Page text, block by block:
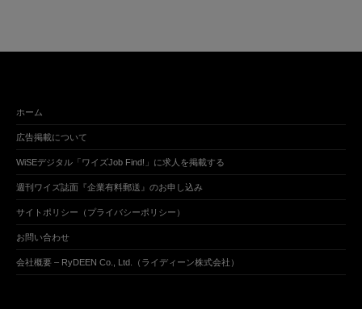
ホーム
広告掲載について
WiSEデジタル「ワイズJob Find!」に求人を掲載する
週刊ワイズ誌面『企業有料郵送』のお申し込み
サイトポリシー（プライバシーポリシー）
お問い合わせ
会社概要 – RyDEEN Co., Ltd.（ライディーン株式会社）